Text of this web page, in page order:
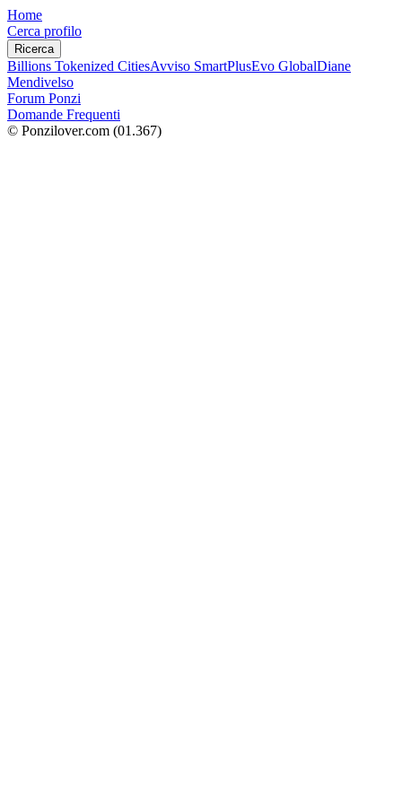
Home
Cerca profilo
Ricerca
Billions Tokenized CitiesAvviso SmartPlusEvo GlobalDiane
Mendivelso
Forum Ponzi
Domande Frequenti
© Ponzilover.com (01.367)